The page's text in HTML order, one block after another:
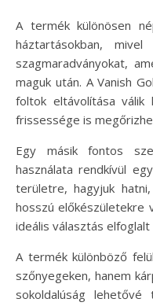
A termék különösen
háztartásokban,
szagmaradványokat,
maguk után. A Vanish
foltok eltávolítása válik
frissessége is
Egy másik fontos
használata rendkívül
területre, hagyjuk
hosszú előkészületekre
ideális választás elfoglalt
A termék különböző
szőnyegeken, hanem
sokoldalúság